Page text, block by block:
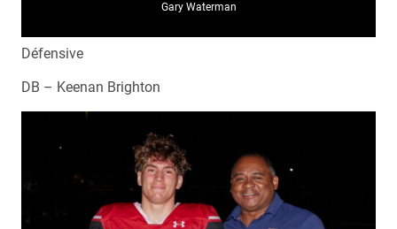
Gary Waterman
Défensive
DB – Keenan Brighton